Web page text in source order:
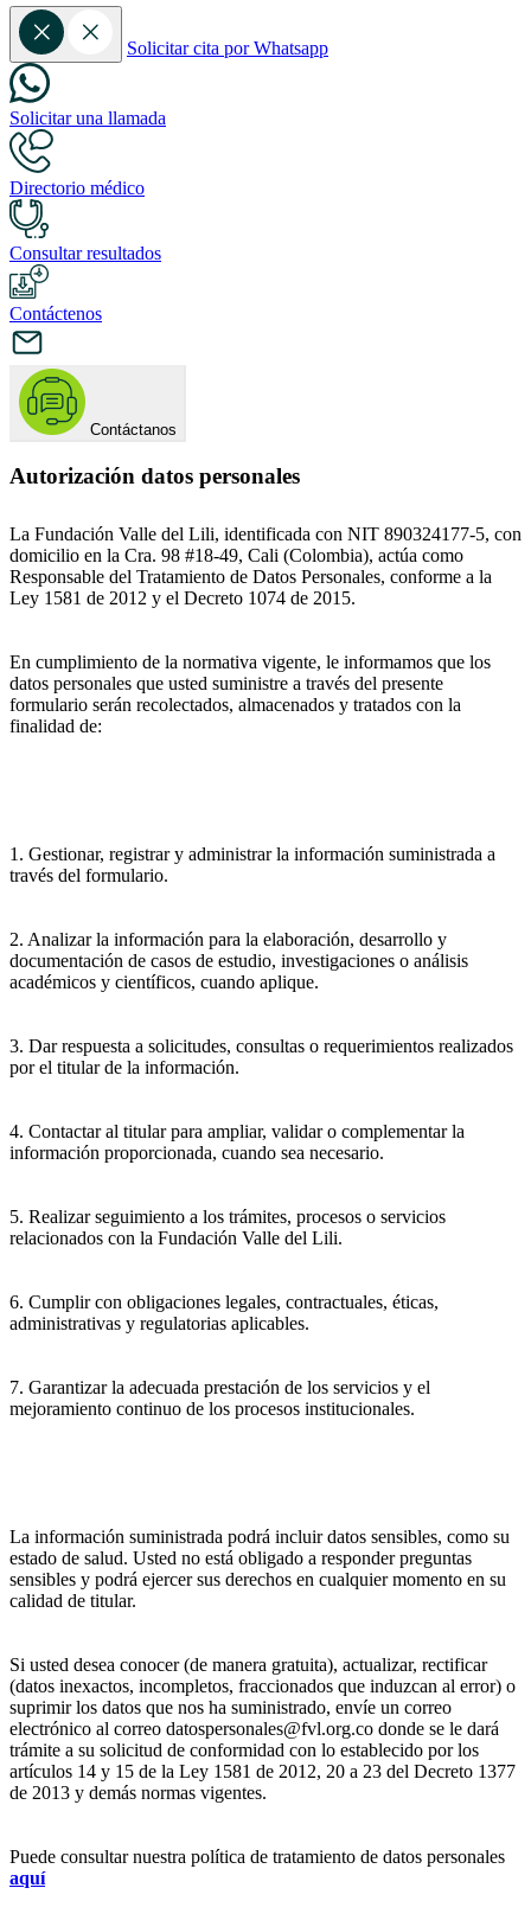
Solicitar cita por Whatsapp
Solicitar una llamada
Directorio médico
Consultar resultados
Contáctenos
Contáctanos
Autorización datos personales
La Fundación Valle del Lili, identificada con NIT 890324177-5, con
domicilio en la Cra. 98 #18-49, Cali (Colombia), actúa como
Responsable del Tratamiento de Datos Personales, conforme a la
Ley 1581 de 2012 y el Decreto 1074 de 2015.
En cumplimiento de la normativa vigente, le informamos que los
datos personales que usted suministre a través del presente
formulario serán recolectados, almacenados y tratados con la
finalidad de:
1. Gestionar, registrar y administrar la información suministrada a
través del formulario.
2. Analizar la información para la elaboración, desarrollo y
documentación de casos de estudio, investigaciones o análisis
académicos y científicos, cuando aplique.
3. Dar respuesta a solicitudes, consultas o requerimientos realizados
por el titular de la información.
4. Contactar al titular para ampliar, validar o complementar la
información proporcionada, cuando sea necesario.
5. Realizar seguimiento a los trámites, procesos o servicios
relacionados con la Fundación Valle del Lili.
6. Cumplir con obligaciones legales, contractuales, éticas,
administrativas y regulatorias aplicables.
7. Garantizar la adecuada prestación de los servicios y el
mejoramiento continuo de los procesos institucionales.
La información suministrada podrá incluir datos sensibles, como su
estado de salud. Usted no está obligado a responder preguntas
sensibles y podrá ejercer sus derechos en cualquier momento en su
calidad de titular.
Si usted desea conocer (de manera gratuita), actualizar, rectificar
(datos inexactos, incompletos, fraccionados que induzcan al error) o
suprimir los datos que nos ha suministrado, envíe un correo
electrónico al correo datospersonales@fvl.org.co donde se le dará
trámite a su solicitud de conformidad con lo establecido por los
artículos 14 y 15 de la Ley 1581 de 2012, 20 a 23 del Decreto 1377
de 2013 y demás normas vigentes.
Puede consultar nuestra política de tratamiento de datos personales
aquí